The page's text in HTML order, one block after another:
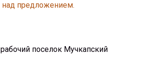
над предложением.
поселок Мучкапский